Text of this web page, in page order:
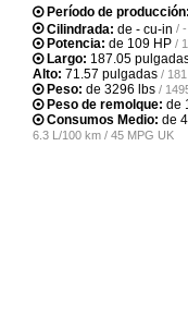
Período de producción:
Cilindrada: de - cu-in /
Potencia: de 109 HP /
Largo: 187.05
Alto: 71.57 pulgadas /
Peso: de 3296 lbs /
Peso de remolque: de
Consumos Medio: de
6.3 L/100 km / 45 MPG UK